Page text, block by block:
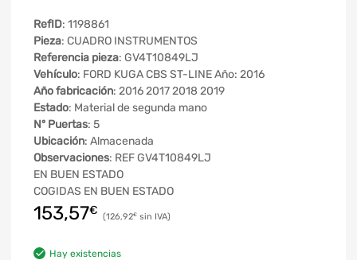
RefID: 1198861
Pieza: CUADRO INSTRUMENTOS
Referencia pieza: GV4T10849LJ
Vehículo: FORD KUGA CBS ST-LINE Año: 2016
Año fabricación: 2016 2017 2018 2019
Estado: Material de segunda mano
Nº Puertas: 5
Ubicación: Almacenada
Observaciones: REF GV4T10849LJ
EN BUEN ESTADO
COGIDAS EN BUEN ESTADO
153,57€ 126,92€
Hay existencias